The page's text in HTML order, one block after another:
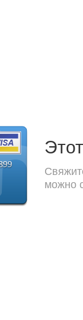
можно